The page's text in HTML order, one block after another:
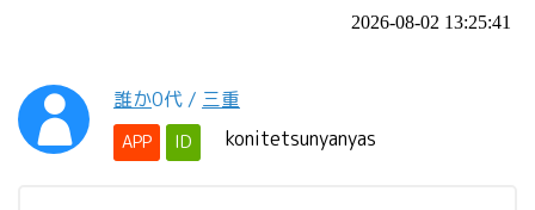
2026-08-02 13:25:41
誰か0代 / 三重
APP ID konitetsunyanyas